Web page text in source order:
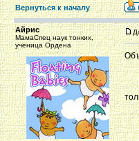
Вернуться к началу
Айрис
МамаСпец наук тонких,
ученица Ордена